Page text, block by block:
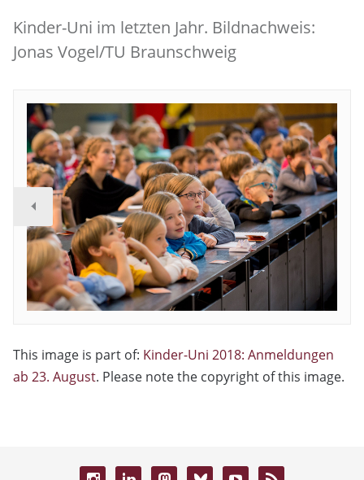
Kinder-Uni im letzten Jahr. Bildnachweis:
Jonas Vogel/TU Braunschweig
This image is part of: Kinder-Uni 2018: Anmeldungen
ab 23. August. Please note the copyright of this image.